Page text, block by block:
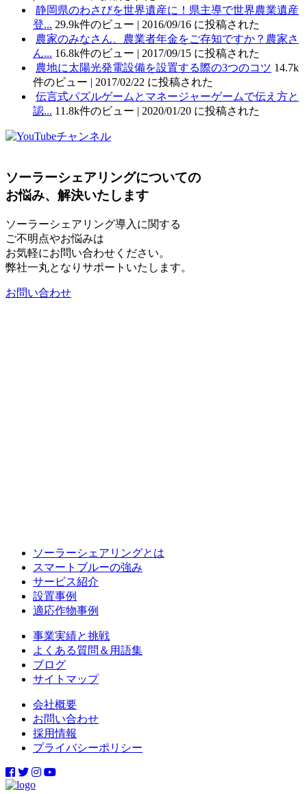
静岡県のわさびを世界遺産に！県主導で世界農業遺産
登... 29.9k件のビュー | 2016/09/16 に投稿された
農家のみなさん、農業者年金をご存知ですか？農家さ
ん... 16.8k件のビュー | 2017/09/15 に投稿された
農地に太陽光発電設備を設置する際の3つのコツ 14.7k
件のビュー | 2017/02/22 に投稿された
伝言式パズルゲームとマネージャーゲームで伝え方と
認... 11.8k件のビュー | 2020/01/20 に投稿された
ソーラーシェアリングについての
お悩み、解決いたします
ソーラーシェアリング導入に関する
ご不明点やお悩みは
お気軽にお問い合わせください。
弊社一丸となりサポートいたします。
お問い合わせ
ソーラーシェアリングとは
スマートブルーの強み
サービス紹介
設置事例
適応作物事例
事業実績と挑戦
よくある質問＆用語集
ブログ
サイトマップ
会社概要
お問い合わせ
採用情報
プライバシーポリシー